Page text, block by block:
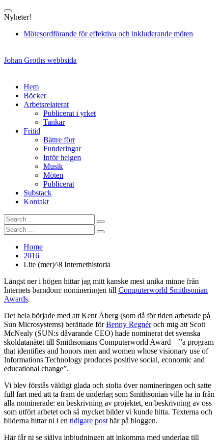
to
Nyheter!
Mötesordförande för effektiva och inkluderande möten
Johan Groths webbsida
Hem
Böcker
Arbetsrelaterat
Publicerat i yrket
Tankar
Fritid
Bättre förr
Funderingar
Inför helgen
Musik
Möten
Publicerat
Substack
Kontakt
Search
for:
Search
Search
for:
Search
Home
2016
Lite (mer)^8 Internethistoria
Längst ner i högen hittar jag mitt kanske mest unika minne från
Internets barndom: nomineringen till Computerworld Smithsonian
Awards.
Det hela började med att Kent Åberg (som då för tiden arbetade på
Sun Microsystems) berättade förBenny Regnéroch mig att Scott
McNealy (SUN:s dåvarande CEO) hade nominerat det svenska
skoldatanätet till Smithsonians Computerworld Award – ”a program
that identifies and honors men and women whose visionary use of
Informations Technology produces positive social, economic and
educational change”.
Vi blev förstås väldigt glada och stolta över nomineringen och satte
full fart med att ta fram de underlag som Smithsonian ville ha in från
alla nominerade: en beskrivning av projektet, en beskrivning av oss
som utfört arbetet och så mycket bilder vi kunde hitta. Texterna och
bilderna hittar ni i en tidigare post här på bloggen.
Här får ni se själva inbjudningen att inkomma med underlag till